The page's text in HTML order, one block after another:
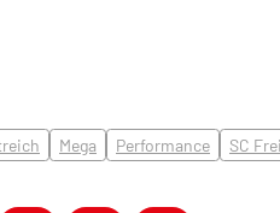
Mega Performance SC